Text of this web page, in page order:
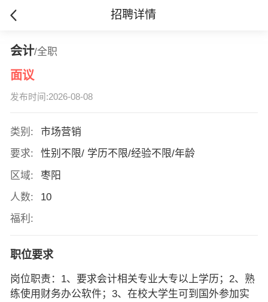
招聘详情
会计/全职
面议
发布时间:2026-08-08
类别:
市场营销
要求:
性别不限/ 学历不限/经验不限/年龄
区域:
枣阳
人数:
10
福利:
职位要求
岗位职责：1、要求会计相关专业大专以上学历；2、熟
练使用财务办公软件；3、在校大学生可到国外参加实